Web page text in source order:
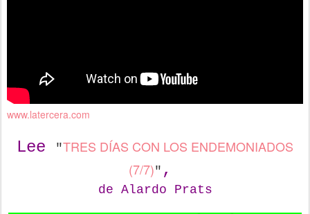
www.latercera.com
Lee "TRES DÍAS CON LOS ENDEMONIADOS
(7/7)" ,
de Alardo Prats